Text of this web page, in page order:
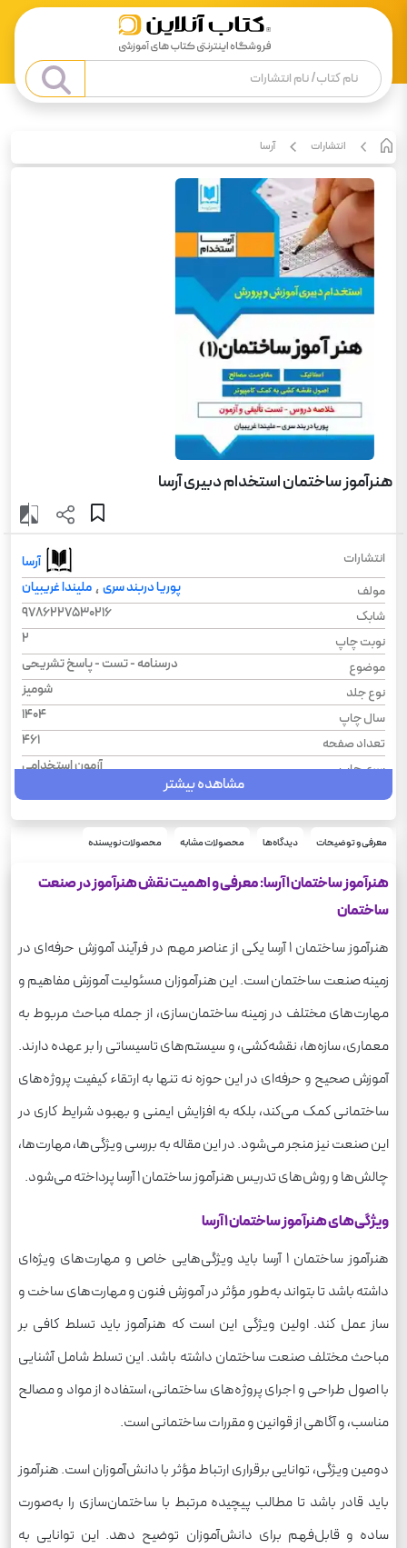
انتشارات آرسا
هنرآموز ساختمان استخدام دبیری آرسا
انتشارات
آرسا
مولف
پوریا دربند سری ،ملیندا غریبیان
شابک
9786227530216
نوبت چاپ
2
موضوع
درسنامه - تست - پاسخ تشریحی
نوع جلد
شومیز
سال چاپ
1404
تعداد صفحه
461
سری چاپ
آزمون استخدامی
مشاهده بیشتر
معرفی و توضیحات دیدگاه‌ها محصولات مشابه محصولات نویسنده
هنرآموز ساختمان 1 آرسا: معرفی و اهمیت نقش هنرآموز در صنعت
ساختمان
هنرآموز ساختمان 1 آرسا یکی از عناصر مهم در فرآیند آموزش حرفه‌ای در
زمینه صنعت ساختمان است. این هنرآموزان مسئولیت آموزش مفاهیم و
مهارت‌های مختلف در زمینه ساختمان‌سازی، از جمله مباحث مربوط به
معماری، سازه‌ها، نقشه‌کشی، و سیستم‌های تاسیساتی را بر عهده دارند.
آموزش صحیح و حرفه‌ای در این حوزه نه تنها به ارتقاء کیفیت پروژه‌های
ساختمانی کمک می‌کند، بلکه به افزایش ایمنی و بهبود شرایط کاری در
این صنعت نیز منجر می‌شود. در این مقاله به بررسی ویژگی‌ها، مهارت‌ها،
چالش‌ها و روش‌های تدریس هنرآموز ساختمان 1 آرسا پرداخته می‌شود.
ویژگی‌های هنرآموز ساختمان 1 آرسا
هنرآموز ساختمان 1 آرسا باید ویژگی‌هایی خاص و مهارت‌های ویژه‌ای
داشته باشد تا بتواند به‌طور مؤثر در آموزش فنون و مهارت‌های ساخت و
ساز عمل کند. اولین ویژگی این است که هنرآموز باید تسلط کافی بر
مباحث مختلف صنعت ساختمان داشته باشد. این تسلط شامل آشنایی
با اصول طراحی و اجرای پروژه‌های ساختمانی، استفاده از مواد و مصالح
مناسب، و آگاهی از قوانین و مقررات ساختمانی است.
دومین ویژگی، توانایی برقراری ارتباط مؤثر با دانش‌آموزان است. هنرآموز
باید قادر باشد تا مطالب پیچیده مرتبط با ساختمان‌سازی را به‌صورت
ساده و قابل‌فهم برای دانش‌آموزان توضیح دهد. این توانایی به